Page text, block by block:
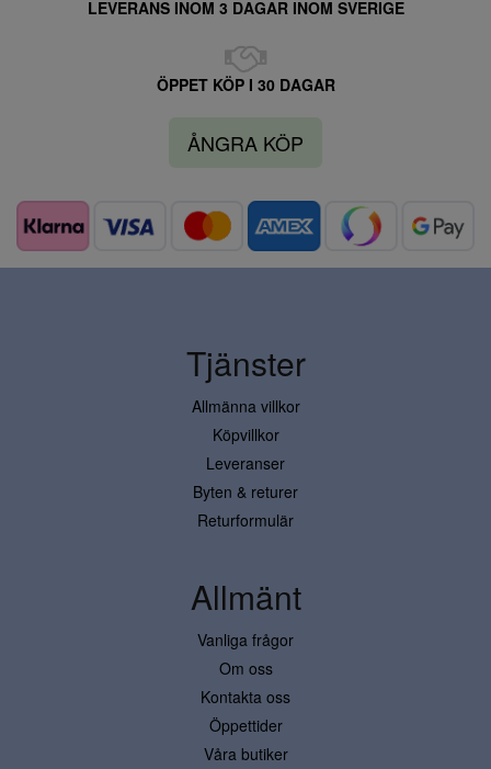
LEVERANS INOM 3 DAGAR INOM SVERIGE
ÖPPET KÖP I 30 DAGAR
ÅNGRA KÖP
Tjänster
Allmänna villkor
Köpvillkor
Leveranser
Byten & returer
Returformulär
Allmänt
Vanliga frågor
Om oss
Kontakta oss
Öppettider
Våra butiker